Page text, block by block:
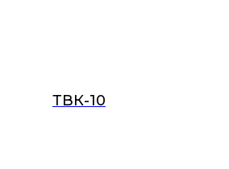
ТВК-10